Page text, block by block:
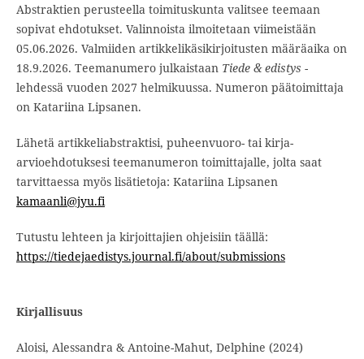
Abstraktien perusteella toimituskunta valitsee teemaan
sopivat ehdotukset. Valinnoista ilmoitetaan viimeistään
05.06.2026. Valmiiden artikkelikäsikirjoitusten määräaika on
18.9.2026. Teemanumero julkaistaan Tiede & edistys -
lehdessä vuoden 2027 helmikuussa. Numeron päätoimittaja
on Katariina Lipsanen.
Lähetä artikkeliabstraktisi, puheenvuoro- tai kirja-
arvioehdotuksesi teemanumeron toimittajalle, jolta saat
tarvittaessa myös lisätietoja: Katariina Lipsanen
kamaanli@jyu.fi
Tutustu lehteen ja kirjoittajien ohjeisiin täällä:
https://tiedejaedistys.journal.fi/about/submissions
Kirjallisuus
Aloisi, Alessandra & Antoine-Mahut, Delphine (2024)